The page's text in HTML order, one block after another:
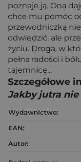
poznaje ją. Ona
chce mu pomóc
przewodniczką
odwiedzić, ale
życiu. Droga, w
pełna radości i
tajemnicę...
Szczegółowe
Jakby jutra nie
Wydawnictwo:
EAN:
Autor: